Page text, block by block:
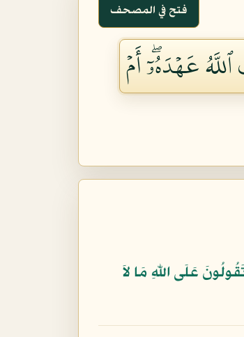
فتح في المصحف
عَهۡدَهُۥٓۖ أَمۡ
عَلَى اللّهِ مَا لاَ